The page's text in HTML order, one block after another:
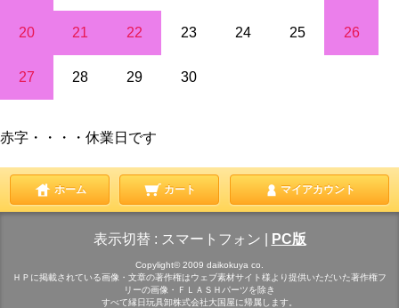
20 21 22 23 24 25 26
27 28 29 30
赤字・・・・休業日です
ホーム カート マイアカウント
表示切替 : スマートフォン PC版
Copylight© 2009 daikokuya co.
ＨＰに掲載されている画像・文章の著作権はウェブ素材サイト様より提供いただいた著作権フ
リーの画像・ＦＬＡＳＨパーツを除き
すべて縁日玩具卸株式会社大国屋に帰属します。